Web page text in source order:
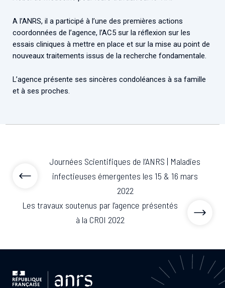
Collaboration avec les acteurs communautaires
Cellule Émergence mpox
Ouverte depuis décembre 2023, pour suivre l'épidémie
en RDC, elle reste active suite à des cas à Mayotte et à
La Réunion.
Cellules Émergence
A l’ANRS, il a participé à l’une des premières actions
coordonnées de l’agence, l’AC5 sur la réflexion sur les
essais cliniques à mettre en place et sur la mise au point de
nouveaux traitements issus de la recherche fondamentale.
L’agence présente ses sincères condoléances à sa famille
et à ses proches.
Journées Scientifiques de l’ANRS | Maladies
infectieuses émergentes les 15 & 16 mars
2022
Les travaux soutenus par l’agence présentés
à la CROI 2022